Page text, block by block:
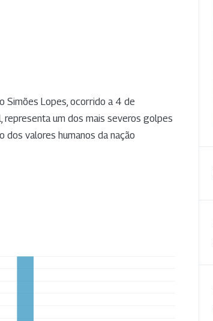
Simões Lopes, ocorrido a 4 de
representa um dos mais severos golpes
dos valores humanos da nação